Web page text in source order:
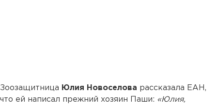
Зоозащитница Юлия Новоселова рассказала ЕАН,
что ей написал прежний хозяин Паши: «Юлия,